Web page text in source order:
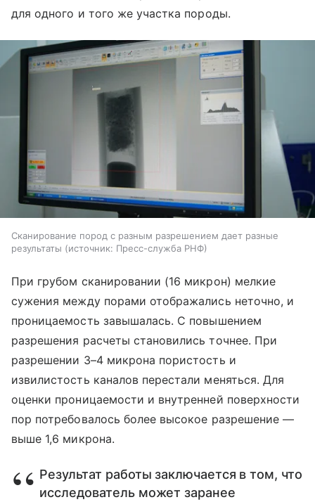
для одного и того же участка породы.
Сканирование пород с разным разрешением дает разные
результаты
источник: Пресс-служба РНФ
При грубом сканировании (16 микрон) мелкие
сужения между порами отображались неточно, и
проницаемость завышалась. С повышением
разрешения расчеты становились точнее. При
разрешении 3–4 микрона пористость и
извилистость каналов перестали меняться. Для
оценки проницаемости и внутренней поверхности
пор потребовалось более высокое разрешение —
выше 1,6 микрона.
Результат работы заключается в том, что
исследователь может заранее